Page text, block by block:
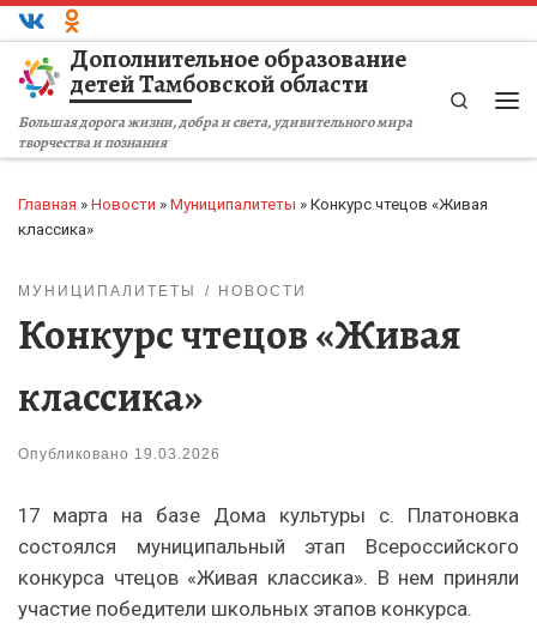
Перейти к содержимому
Дополнительное образование
детей Тамбовской области
Большая дорога жизни, добра и света, удивительного мира
творчества и познания
Search
Главная » Новости » Муниципалитеты » Конкурс чтецов «Живая
классика»
МУНИЦИПАЛИТЕТЫ НОВОСТИ
Конкурс чтецов «Живая
классика»
Опубликовано 19.03.2026
17 марта на базе Дома культуры с. Платоновка
состоялся муниципальный этап Всероссийского
конкурса чтецов «Живая классика». В нем приняли
участие победители школьных этапов конкурса.